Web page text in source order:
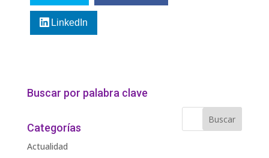
LinkedIn
Buscar por palabra clave
Categorías
Actualidad